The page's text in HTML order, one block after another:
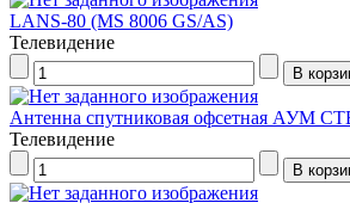
LANS-80 (MS 8006 GS/AS)
Телевидение
Антенна спутниковая офсетная АУМ
Телевидение